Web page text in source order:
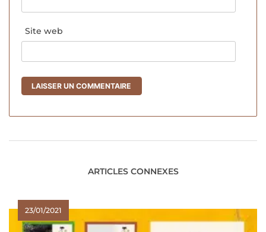
Site web
ARTICLES CONNEXES
23/01/2021